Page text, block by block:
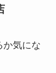
か気にな